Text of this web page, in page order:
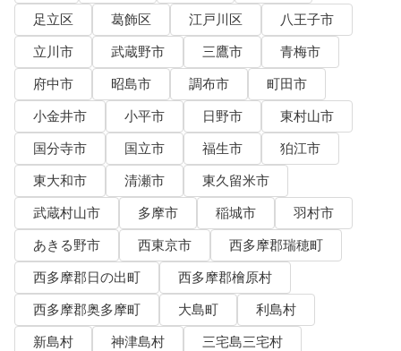
足立区
葛飾区 江戸川区
八王子市
立川市
武蔵野市 三鷹市
青梅市
府中市
昭島市 調布市
町田市
小金井市
小平市 日野市
東村山市
国分寺市
国立市 福生市
狛江市
東大和市
清瀬市
東久留米市
武蔵村山市
多摩市 稲城市
羽村市
あきる野市
西東京市
西多摩郡瑞穂町
西多摩郡日の出町
西多摩郡檜原村
西多摩郡奥多摩町
大島町
利島村
新島村
神津島村
三宅島三宅村